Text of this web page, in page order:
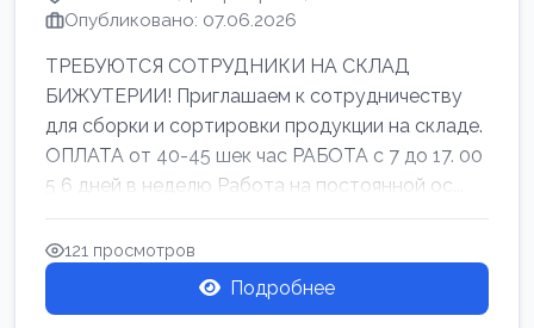
Опубликовано: 07.06.2026
ТРЕБУЮТСЯ СОТРУДНИКИ НА СКЛАД
БИЖУТЕРИИ! Приглашаем к сотрудничеству
для сборки и сортировки продукции на складе.
ОПЛАТА от 40-45 шек час РАБОТА с 7 до 17. 00
5 6 дней в неделю Работа на постоянной ос...
121 просмотров
Подробнее